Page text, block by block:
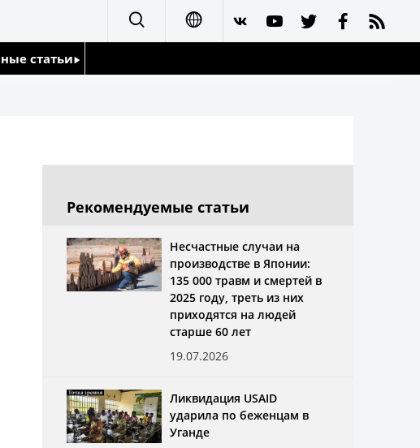
Español
العربية
статьи
Рекомендуемые статьи
Несчастные случаи на
производстве в Японии:
135 000 травм и смертей в
2025 году, треть из них
приходятся на людей
старше 60 лет
19.07.2026
Ликвидация USAID
ударила по беженцам в
Уганде